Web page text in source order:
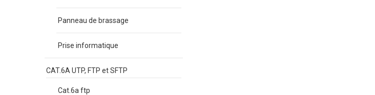
Panneau de brassage
Prise informatique
CAT.6A UTP, FTP et SFTP
Cat.6a ftp